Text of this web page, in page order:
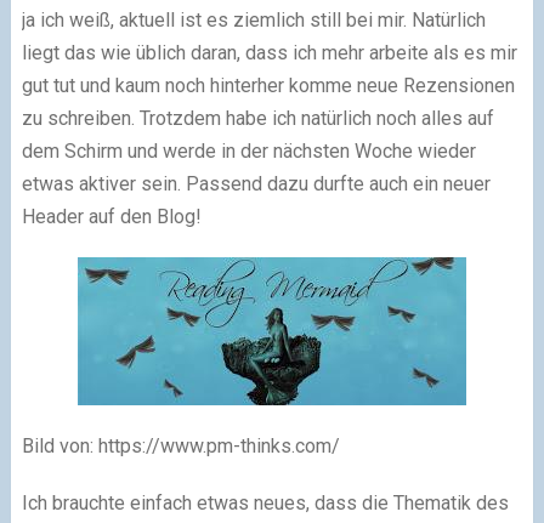
ja ich weiß, aktuell ist es ziemlich still bei mir. Natürlich
liegt das wie üblich daran, dass ich mehr arbeite als es mir
gut tut und kaum noch hinterher komme neue Rezensionen
zu schreiben. Trotzdem habe ich natürlich noch alles auf
dem Schirm und werde in der nächsten Woche wieder
etwas aktiver sein. Passend dazu durfte auch ein neuer
Header auf den Blog!
Bild von: https://www.pm-thinks.com/
Ich brauchte einfach etwas neues, dass die Thematik des